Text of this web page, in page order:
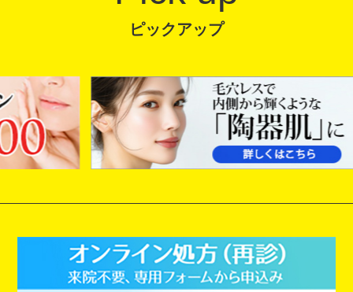
ピックアップ